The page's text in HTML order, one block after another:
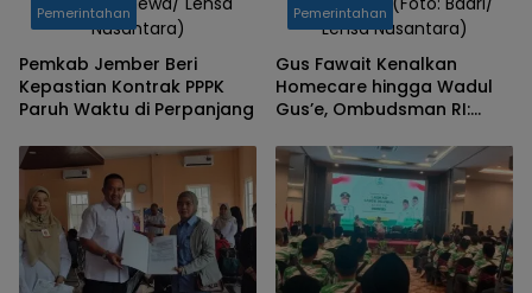
Lensa
Nusantara)Nusantara)
Pemerintahan
Pemkab Jember Beri
Kepastian Kontrak PPPK
Paruh Waktu di Perpanjang
Lensa Nusantara)
Pemerintahan
Gus Fawait Kenalkan
Homecare hingga Wadul
Gus’e, Ombudsman RI:
Layanan Kualitas